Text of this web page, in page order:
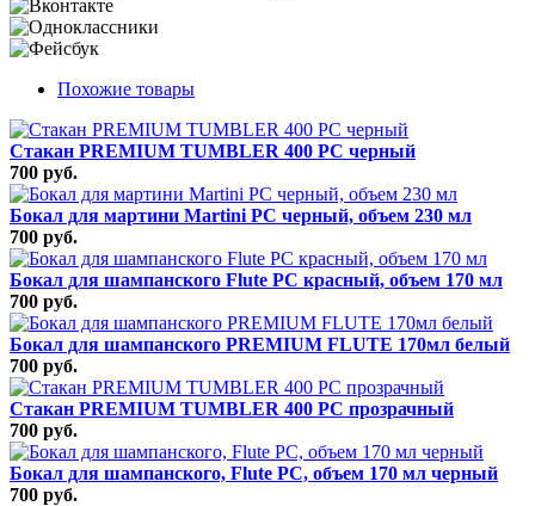
Похожие товары
Стакан PREMIUM TUMBLER 400 PC черный
700 руб.
Бокал для мартини Martini PC черный, объем 230 мл
700 руб.
Бокал для шампанского Flute РС красный, объем 170 мл
700 руб.
Бокал для шампанского PREMIUM FLUTE 170мл белый
700 руб.
Стакан PREMIUM TUMBLER 400 PC прозрачный
700 руб.
Бокал для шампанского, Flute РС, объем 170 мл черный
700 руб.